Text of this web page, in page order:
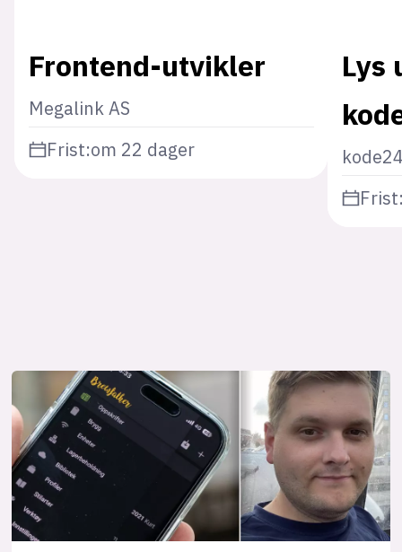
Frontend-utvikler
Megalink AS
Frist:om 22 dager
Lys